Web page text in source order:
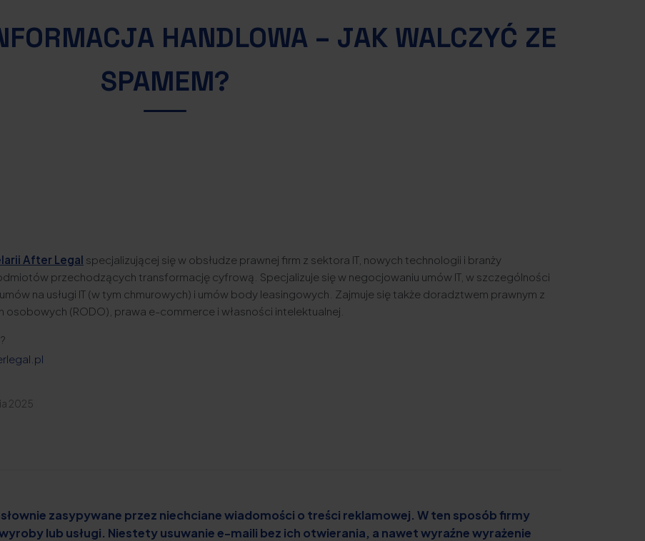
HANDLOWA – JAK WALCZYĆ ZE
SPAMEM?
After Legal specjalizującej się w obsłudze prawnej firm z sektora IT, nowych technologii i branży
przechodzących transformację cyfrową. Specjalizuje się w negocjowaniu umów IT, w szczególności
na usługi IT (w tym chmurowych) i umów body leasingowych. Zajmuje się także doradztwem prawnym z
osobowych (RODO), prawa e-commerce i własności intelektualnej.
2025
zasypywane przez niechciane wiadomości o treści reklamowej. W ten sposób firmy
lub usługi. Niestety usuwanie e-maili bez ich otwierania, a nawet wyraźne wyrażenie